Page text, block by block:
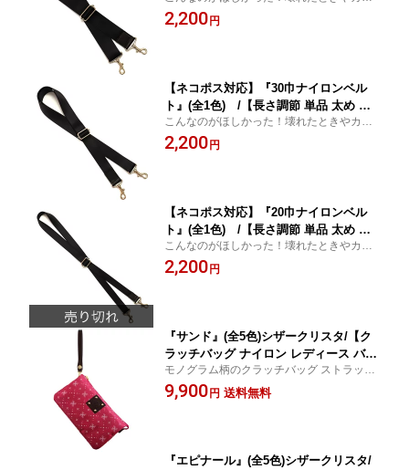
[M便 3/3]
タマイズにナイロンショルダーベルト
2,200 円
【ネコポス対応】『30巾ナイロンベル
ト』(全1色) /【長さ調節 単品 太め 軽
量 黒】【AGILITY(アジリティ)】(2023)
[M便 3/3]
こんなのがほしかった！壊れたときやカス
タマイズにナイロンショルダーベルト
2,200 円
【ネコポス対応】『20巾ナイロンベル
ト』(全1色) /【長さ調節 単品 太め 軽
量 黒】【AGILITY(アジリティ)】(2024)
[M便 3/3]
こんなのがほしかった！壊れたときやカス
タマイズにナイロンショルダーベルト
2,200 円
『サンド』(全5色)シザークリスタ/【ク
ラッチバッグ ナイロン レディース バッ
グインバッグ バッグインポーチ 軽量 弱
撥水 セカンドバッグ 持ち手付き モノグ
モノグラム柄のクラッチバッグ ストラップ
を外してバッグインポーチにも 別売のショ
ルダーベルトを取り付ければショルダーバ
9,900 円 送料無料
『エピナール』(全5色)シザークリスタ/